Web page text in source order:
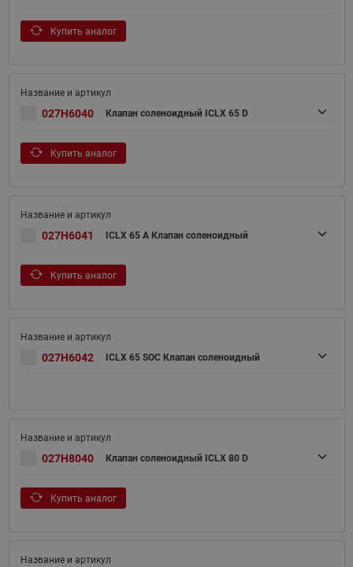
Купить аналог
027H6040 Клапан соленоидный ICLX 65 D
Купить аналог
027H6041 ICLX 65 A Клапан соленоидный
Купить аналог
027H6042 ICLX 65 SOC Клапан соленоидный
027H8040 Клапан соленоидный ICLX 80 D
Купить аналог